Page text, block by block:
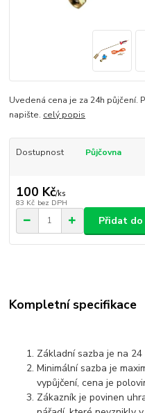
Uvedená cena je za 24h půjčení.
napište. celý popis
Dostupnost Půjčovna
100 Kč/ks
83 Kč bez DPH
Přidat do
Kompletní specifikace
Základní sazba je na
Minimální sazba je
vypůjčení, cena je
Zákazník je povinen